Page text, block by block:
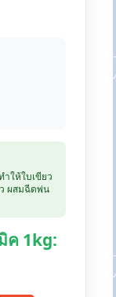
ให้ใบเขียว
ผสมฉีดพ่น
ค 1kg: